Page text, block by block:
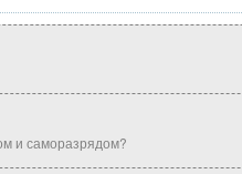
и саморазрядом?